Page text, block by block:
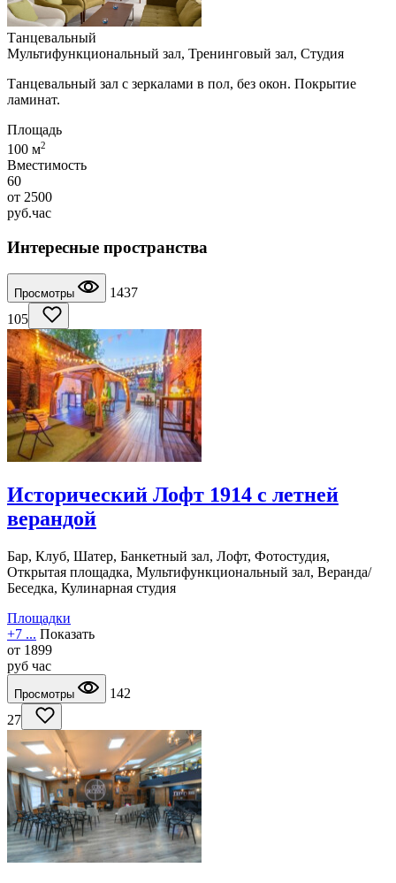
Танцевальный
Мультифункциональный зал, Тренинговый зал, Студия
Танцевальный зал с зеркалами в пол, без окон. Покрытие
ламинат.
Площадь
100 м2
Вместимость
60
от 2500
руб.час
Интересные пространства
Просмотры
1437
105
Исторический Лофт 1914 с летней
верандой
Бар, Клуб, Шатер, Банкетный зал, Лофт, Фотостудия,
Открытая площадка, Мультифункциональный зал, Веранда/
Беседка, Кулинарная студия
Площадки
+7 ... Показать
от 1899
руб час
Просмотры
142
27